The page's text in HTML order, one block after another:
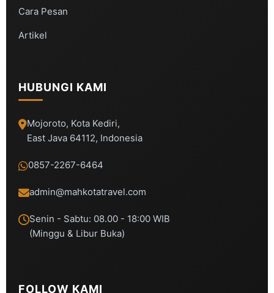
Cara Pesan
Artikel
HUBUNGI KAMI
Mojoroto, Kota Kediri,
East Java 64112, Indonesia
0857-2267-6464
admin@mahkotatravel.com
Senin - Sabtu: 08.00 - 18:00 WIB
(Minggu & Libur Buka)
FOLLOW KAMI